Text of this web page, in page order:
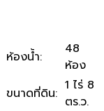
ห้องน้ำ:
48
ห้อง
ขนาดที่ดิน: 1 ไร่ 8
ตร.ว.